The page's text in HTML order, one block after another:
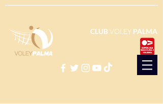
CLUBVOLEY PALMA